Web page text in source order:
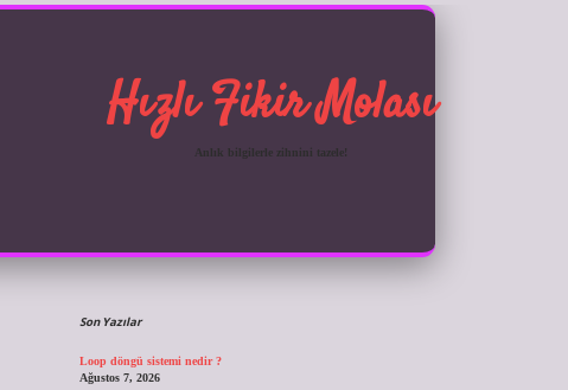
Hızlı Fikir Molası
Anlık bilgilerle zihnini tazele!
Sidebar
Son Yazılar
Loop döngü sistemi nedir ?
Ağustos 7, 2026